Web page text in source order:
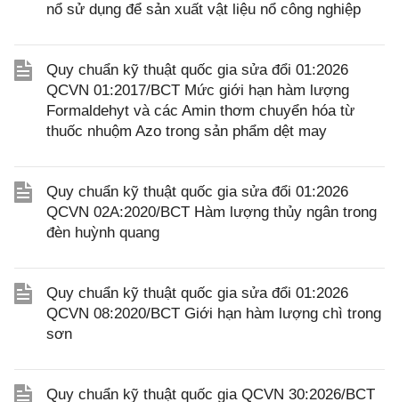
nổ sử dụng để sản xuất vật liệu nổ công nghiệp
Quy chuẩn kỹ thuật quốc gia sửa đổi 01:2026
QCVN 01:2017/BCT Mức giới hạn hàm lượng
Formaldehyt và các Amin thơm chuyển hóa từ
thuốc nhuộm Azo trong sản phẩm dệt may
Quy chuẩn kỹ thuật quốc gia sửa đổi 01:2026
QCVN 02A:2020/BCT Hàm lượng thủy ngân trong
đèn huỳnh quang
Quy chuẩn kỹ thuật quốc gia sửa đổi 01:2026
QCVN 08:2020/BCT Giới hạn hàm lượng chì trong
sơn
Quy chuẩn kỹ thuật quốc gia QCVN 30:2026/BCT